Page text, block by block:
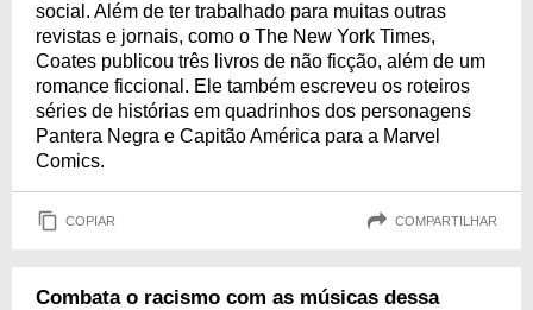
social. Além de ter trabalhado para muitas outras
revistas e jornais, como o The New York Times,
Coates publicou três livros de não ficção, além de um
romance ficcional. Ele também escreveu os roteiros
séries de histórias em quadrinhos dos personagens
Pantera Negra e Capitão América para a Marvel
Comics.
COPIAR COMPARTILHAR
Combata o racismo com as músicas dessa